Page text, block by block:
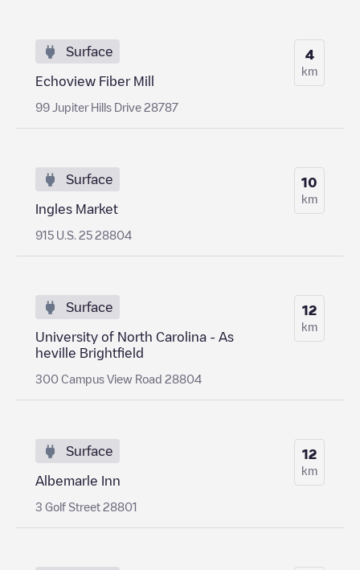
Surface
Echoview Fiber Mill
99 Jupiter Hills Drive 28787
4
km
Surface
Ingles Market
915 U.S. 25 28804
10
km
Surface
University of North Carolina - As
heville Brightfield
300 Campus View Road 28804
12
km
Surface
Albemarle Inn
3 Golf Street 28801
12
km